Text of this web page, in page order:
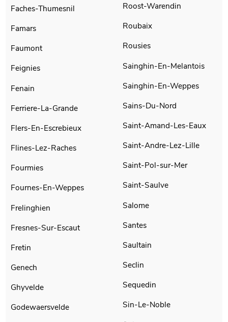
Faches-Thumesnil
Famars
Faumont
Feignies
Fenain
Ferriere-La-Grande
Flers-En-Escrebieux
Flines-Lez-Raches
Fourmies
Fournes-En-Weppes
Frelinghien
Fresnes-Sur-Escaut
Fretin
Genech
Ghyvelde
Godewaersvelde
Roost-Warendin
Roubaix
Rousies
Sainghin-En-Melantois
Sainghin-En-Weppes
Sains-Du-Nord
Saint-Amand-Les-Eaux
Saint-Andre-Lez-Lille
Saint-Pol-sur-Mer
Saint-Saulve
Salome
Santes
Saultain
Seclin
Sequedin
Sin-Le-Noble